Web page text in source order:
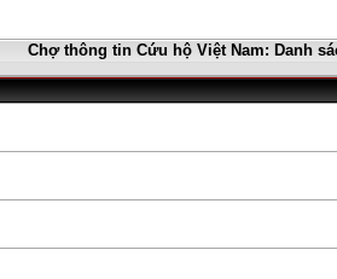
Chợ thông tin Cứu hộ Việt Nam: Danh